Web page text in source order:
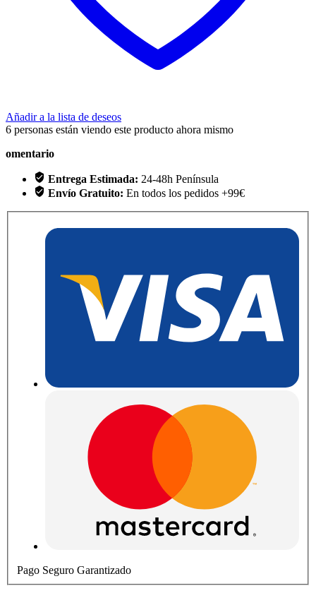
Añadir a la lista de deseos
6 personas están viendo este producto ahora mismo
omentario
Entrega Estimada: 24-48h Península
Envío Gratuito: En todos los pedidos +99€
Pago Seguro Garantizado